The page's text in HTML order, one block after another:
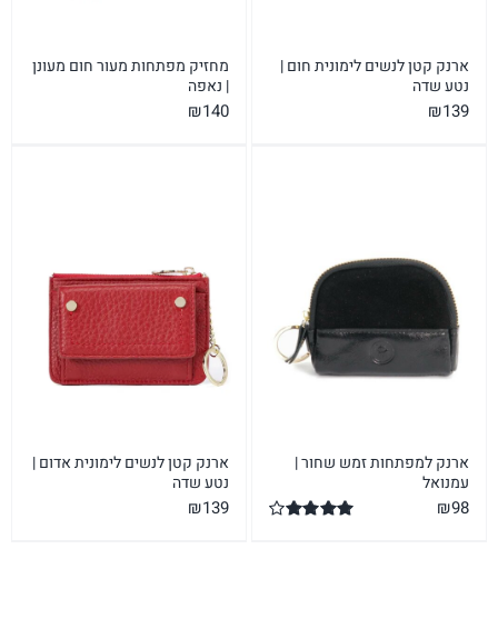
ארנק קטן לנשים לימונית חום |
נטע שדה
₪139
מחזיק מפתחות מעור חום מעונן
| נאפה
₪140
ארנק למפתחות זמש שחור |
עמנואל
₪98
ארנק קטן לנשים לימונית אדום |
נטע שדה
₪139